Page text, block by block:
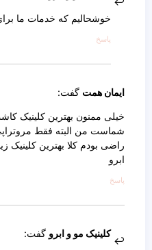
خوشحالیم که خدمات ما
پاسخ
ایمان همت گفت:
خیلی ممنون بهترین کلینیک
شماست من البته فقط
راضی بودم کلا بهترین کلینیک
ابرو
پاسخ
کلینیک مو و ابرو گفت: